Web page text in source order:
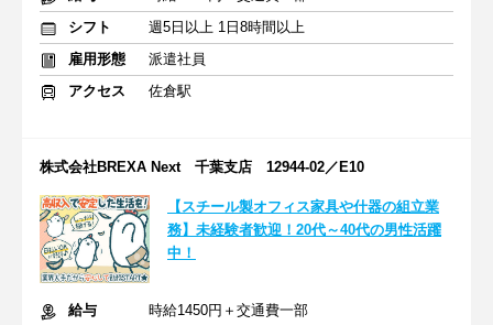
シフト
週5日以上 1日8時間以上
雇用形態
派遣社員
アクセス
佐倉駅
株式会社BREXA Next 千葉支店 12944-02／E10
【スチール製オフィス家具や什器の組立業
務】未経験者歓迎！20代～40代の男性活躍
中！
給与
時給1450円＋交通費一部